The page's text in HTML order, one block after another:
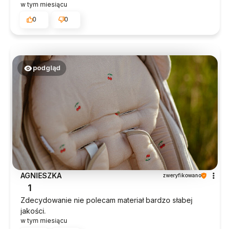
w tym miesiącu
0
0
podgląd
AGNIESZKA zweryfikowano
1
Zdecydowanie nie polecam materiał bardzo słabej
jakości.
w tym miesiącu